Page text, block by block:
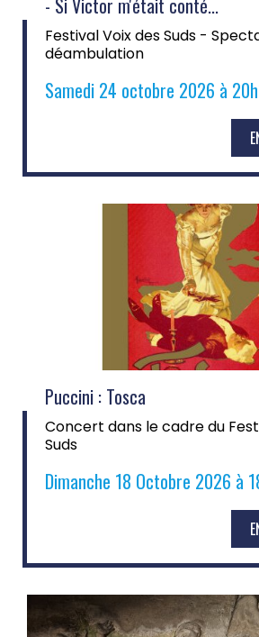
Festival Voix des Suds -
déambulation
Samedi 24 octobre 2026 à
Puccini : Tosca
Concert dans le cadre du
Suds
Dimanche 18 Octobre 2026 à